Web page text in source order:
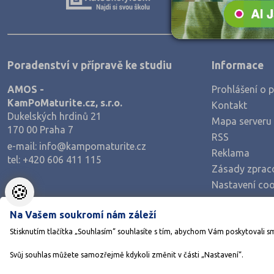
Zemědělské a ekologické
Poradenství v přípravě ke studiu
AMOS -
KamPoMaturite.cz, s.r.o.
Dukelských hrdinů 21
170 00 Praha 7
e-mail: info@kampomaturite.cz
tel: +420 606 411 115
Informace
Prohlášení o
Kontakt
Mapa serveru
RSS
Reklama
Zásady
Nastavení
🍪
Na Vašem soukromí nám záleží
Stisknutím tlačítka „Souhlasím“ souhlasíte s tím, abychom Vám poskytovali
Svůj souhlas můžete samozřejmě kdykoli změnit v části „Nastavení“.